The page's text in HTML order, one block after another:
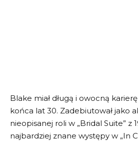
Blake miał długą i owocną
końca lat 30. Zadebiutował jako
nieopisanej roli w „Bridal Suite” z
najbardziej znane występy w „In